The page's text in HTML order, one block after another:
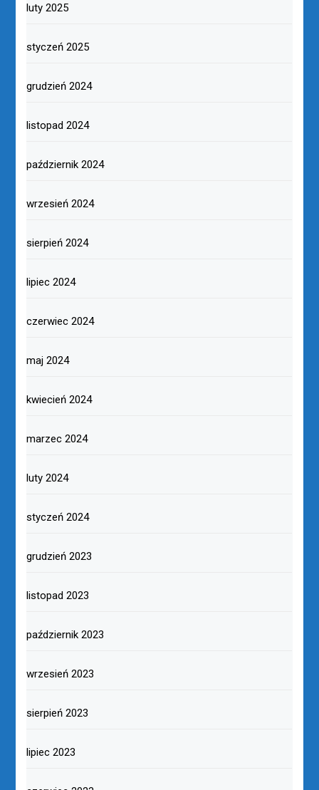
luty 2025
styczeń 2025
grudzień 2024
listopad 2024
październik 2024
wrzesień 2024
sierpień 2024
lipiec 2024
czerwiec 2024
maj 2024
kwiecień 2024
marzec 2024
luty 2024
styczeń 2024
grudzień 2023
listopad 2023
październik 2023
wrzesień 2023
sierpień 2023
lipiec 2023